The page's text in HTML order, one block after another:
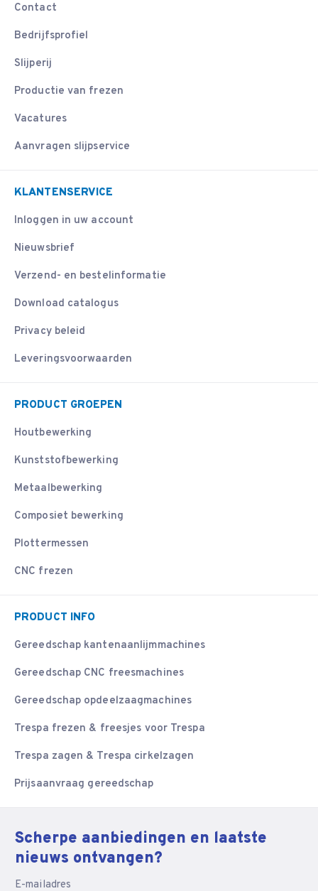
Contact
Bedrijfsprofiel
Slijperij
Productie van frezen
Vacatures
Aanvragen slijpservice
KLANTENSERVICE
Inloggen in uw account
Nieuwsbrief
Verzend- en bestelinformatie
Download catalogus
Privacy beleid
Leveringsvoorwaarden
PRODUCT GROEPEN
Houtbewerking
Kunststofbewerking
Metaalbewerking
Composiet bewerking
Plottermessen
CNC frezen
PRODUCT INFO
Gereedschap kantenaanlijmmachines
Gereedschap CNC freesmachines
Gereedschap opdeelzaagmachines
Trespa frezen & freesjes voor Trespa
Trespa zagen & Trespa cirkelzagen
Prijsaanvraag gereedschap
Scherpe aanbiedingen en laatste
nieuws ontvangen?
E-mailadres